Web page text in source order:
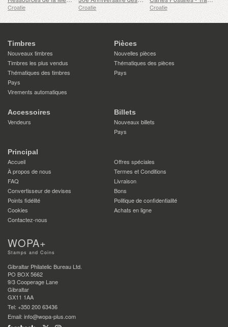
Croatie Croatie Croatie
Timbres
Nouveaux timbres
Timbres les plus vendus
Thématiques des timbres
Pays
Virements automatiques
Pièces
Nouvelles pièces
Thématiques des pièces
Pays
Accessoires
Vendeurs
Billets
Nouveaux billets
Pays
Principal
Accueil
Offres spéciales
À propos de nous
Termes et Conditions
FAQ
Livraison
Convertisseur de devises
Bons
Points fidélité
Politique de confidentialité
Cookies
Achats en ligne
Contactez-nous
WOPA+
Stamps and Coins
Gibraltar Philatelic Bureau Ltd.
PO BOX 5662
9/3 Cooperage Lane
Gibraltar
GX11 1AA
Tel: +350 200 63436
Email: info@wopa-plus.com